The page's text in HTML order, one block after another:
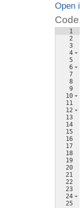
Open
1
2
3
4
5
6
7
8
9
10
11
12
13
14
15
16
17
18
19
20
21
22
23
24
25